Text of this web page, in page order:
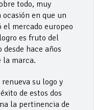
todo, muy
en que un
mercado europeo
es fruto del
hace años
la marca.
renueva su logo y
de estos dos
la pertinencia de